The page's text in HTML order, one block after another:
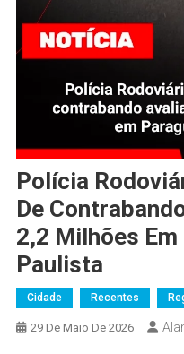
Polícia
De
2,2 Milhões
Paulista
Cidade Recentes
29 De Maio De 2026